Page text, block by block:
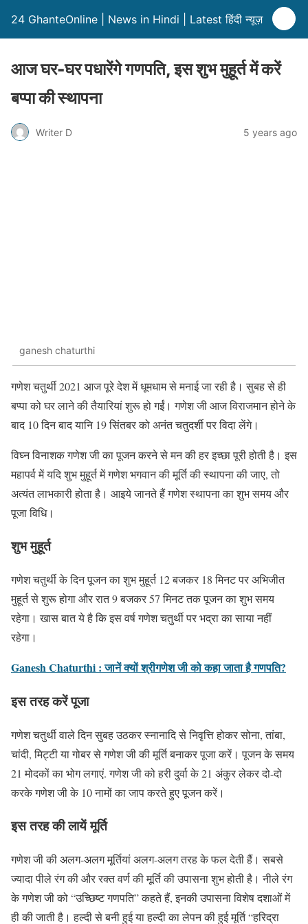
24 GhanteOnline | News in Hindi | Latest हिंदी न्यूज़
आज घर-घर पधारेंगे गणपति, इस शुभ मुहूर्त में करें
बप्पा की स्थापना
Writer D 5 years ago
ganesh chaturthi
गणेश चतुर्थी 2021 आज पूरे देश में धूमधाम से मनाई जा रही है। सुबह से ही
बप्पा को घर लाने की तैयारियां शुरू हो गईं। गणेश जी आज विराजमान होने के
बाद 10 दिन बाद यानि 19 सिंतबर को अनंत चतुदर्शी पर विदा लेंगे।
विघ्न विनाशक गणेश जी का पूजन करने से मन की हर इच्छा पूरी होती है। इस
महापर्व में यदि शुभ मुहूर्त में गणेश भगवान की मूर्ति की स्थापना की जाए, तो
अत्यंत लाभकारी होता है। आइये जानते हैं गणेश स्थापना का शुभ समय और
पूजा विधि।
शुभ मुहूर्त
गणेश चतुर्थी के दिन पूजन का शुभ मुहूर्त 12 बजकर 18 मिनट पर अभिजीत
मुहूर्त से शुरू होगा और रात 9 बजकर 57 मिनट तक पूजन का शुभ समय
रहेगा। खास बात ये है कि इस वर्ष गणेश चतुर्थी पर भद्रा का साया नहीं
रहेगा।
Ganesh Chaturthi : जानें क्यों श्रीगणेश जी को कहा जाता है गणपति?
इस तरह करें पूजा
गणेश चतुर्थी वाले दिन सुबह उठकर स्नानादि से निवृत्ति होकर सोना, तांबा,
चांदी, मिट्टी या गोबर से गणेश जी की मूर्ति बनाकर पूजा करें। पूजन के समय
21 मोदकों का भोग लगाएं. गणेश जी को हरी दुर्वा के 21 अंकुर लेकर दो-दो
करके गणेश जी के 10 नामों का जाप करते हुए पूजन करें।
इस तरह की लायें मूर्ति
गणेश जी की अलग-अलग मूर्तियां अलग-अलग तरह के फल देती हैं। सबसे
ज्यादा पीले रंग की और रक्त वर्ण की मूर्ति की उपासना शुभ होती है। नीले रंग
के गणेश जी को “उच्छिष्ट गणपति” कहते हैं, इनकी उपासना विशेष दशाओं में
ही की जाती है। हल्दी से बनी हुई या हल्दी का लेपन की हुई मूर्ति “हरिद्रा